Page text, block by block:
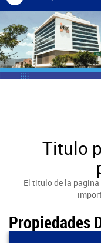
Titulo
El titulo de la
Propiedades